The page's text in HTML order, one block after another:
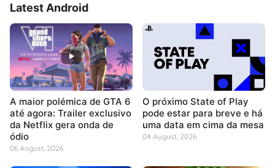
Latest Android
A maior polémica de GTA 6
até agora: Trailer exclusivo
da Netflix gera onda de
ódio
06 August, 2026
O próximo State of Play
pode estar para breve e há
uma data em cima da mesa
04 August, 2026